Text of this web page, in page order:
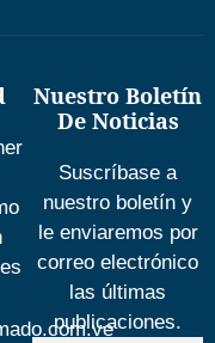
Nuestro Boletín
De Noticias
Suscríbase a
nuestro boletín y
le enviaremos por
correo electrónico
las últimas
publicaciones.